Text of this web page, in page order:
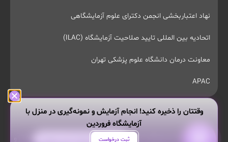
هر سوالی داری از من بپرس!
نهاد اعتباربخشی انجمن دکترای علوم آزمایشگاهی
اتحادیه بین المللی تایید صلاحیت آزمایشگاه (ILAC)
معاونت درمان دانشگاه علوم پزشکی تهران
APAC
تمام حقوق این وبسایت محفوظ و مربوط به آزمایشگاه پاتوبیولوژی و
وقتتان را ذخیره کنید! انجام آزمایش و نمونه‌گیری در منزل با
آزمایشگاه فروردین
ثبت درخواست